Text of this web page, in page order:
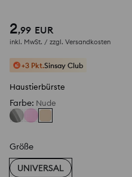
2,99 EUR
inkl. MwSt. / zzgl. Versandkosten
+3 Pkt.Sinsay Club
Haustierbürste
Farbe: Nude
Größe
UNIVERSAL